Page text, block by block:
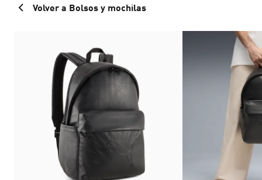
Volver a Bolsos y mochilas